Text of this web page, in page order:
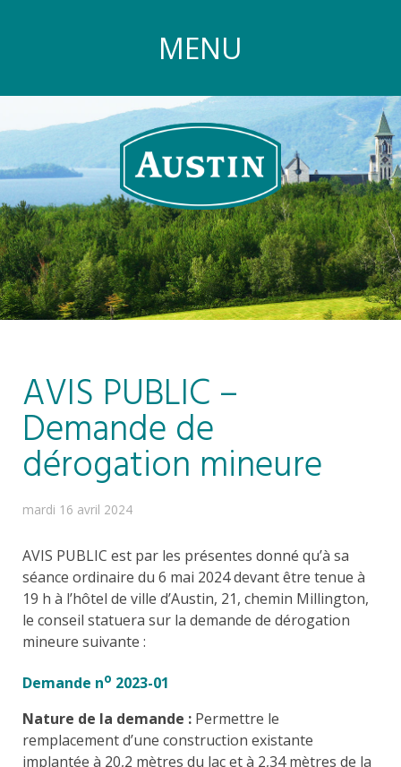
MENU
AVIS PUBLIC –
Demande de
dérogation mineure
mardi 16 avril 2024
AVIS PUBLIC est par les présentes donné qu’à sa
séance ordinaire du 6 mai 2024 devant être tenue à
19 h à l’hôtel de ville d’Austin, 21, chemin Millington,
le conseil statuera sur la demande de dérogation
mineure suivante :
Demande no 2023-01
Nature de la demande : Permettre le
remplacement d’une construction existante
implantée à 20,2 mètres du lac et à 2,34 mètres de la